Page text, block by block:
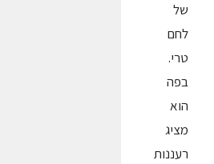
של
לחם
טרי.
בפה
הוא
מציג
רעננות